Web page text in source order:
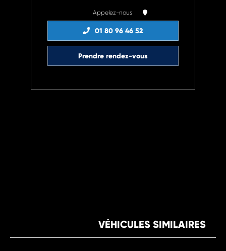
Appelez-nous
01 80 96 46 52
Prendre rendez-vous
VÉHICULES SIMILAIRES